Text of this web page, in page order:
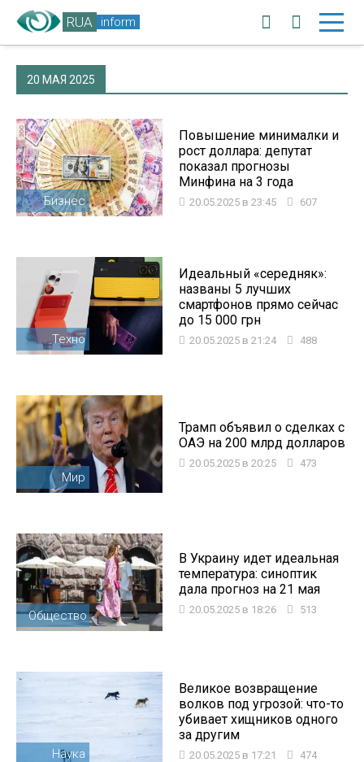
RUA inform
20 МАЯ 2025
Бизнес
Повышение минималки и
рост доллара: депутат
показал прогнозы
Минфина на 3 года
20.05.2025 в 23:45 607
Техно
Идеальный «середняк»:
названы 5 лучших
смартфонов прямо сейчас
до 15 000 грн
20.05.2025 в 21:24 488
Мир
Трамп объявил о сделках с
ОАЭ на 200 млрд долларов
20.05.2025 в 20:25 473
Общество
В Украину идет идеальная
температура: синоптик
дала прогноз на 21 мая
20.05.2025 в 18:26 513
Наука
Великое возвращение
волков под угрозой: что-то
убивает хищников одного
за другим
20.05.2025 в 17:21 474